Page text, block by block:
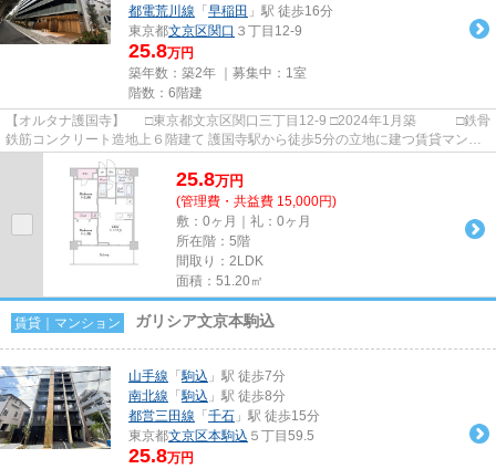
都電荒川線 「 早稲田 」駅 徒歩16分
東京都文京区関口 ３丁目12-9
25.8万円
築年数：築2年 ｜募集中： 1室
階数：6階建
【オルタナ護国寺】 □東京都文京区関口三丁目12-9 □2024年1月築 □鉄骨
鉄筋コンクリート造地上６階建て 護国寺駅から徒歩5分の立地に建つ賃貸マンシ
25.8万円
(管理費・共益費 15,000円)
敷：0ヶ月｜礼：0ヶ月
所在階：5階
間取り：2LDK
面積：51.20㎡
賃貸｜マンション ガリシア文京本駒込
山手線 「駒込 」駅 徒歩7分
南北線 「駒込 」駅 徒歩8分
都営三田線 「 千石 」駅 徒歩15分
東京都文京区本駒込 ５丁目59.5
25.8万円